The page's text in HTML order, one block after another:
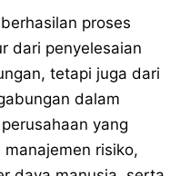
proses
dari penyelesaian
tetapi juga dari
dalam
yang
risiko,